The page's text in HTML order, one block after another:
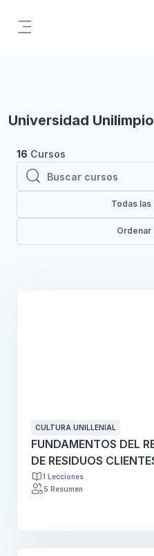
Universidad Unilimpio
16 Cursos
Buscar cursos
Buscar cursos
Todas
Ordenar
CULTURA UNILLENIAL
FUNDAMENTOS DEL
DE RESIDUOS
1 Lecciones
5 Resumen